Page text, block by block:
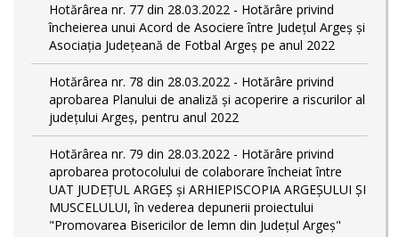
Hotărârea nr. 77 din 28.03.2022 - Hotărâre privind
încheierea unui Acord de Asociere între Județul Argeș și
Asociația Județeană de Fotbal Argeș pe anul 2022
Hotărârea nr. 78 din 28.03.2022 - Hotărâre privind
aprobarea Planului de analiză și acoperire a riscurilor al
județului Argeș, pentru anul 2022
Hotărârea nr. 79 din 28.03.2022 - Hotărâre privind
aprobarea protocolului de colaborare încheiat între
UAT JUDEȚUL ARGEȘ și ARHIEPISCOPIA ARGEȘULUI ȘI
MUSCELULUI, în vederea depunerii proiectului
"Promovarea Bisericilor de lemn din Județul Argeș"